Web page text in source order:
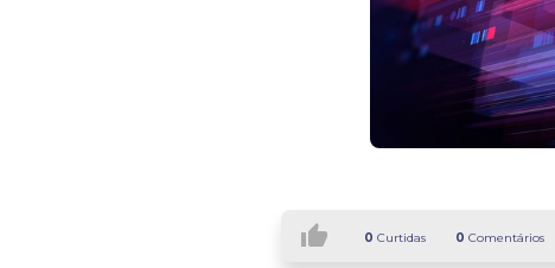
thumb_up 0 Curtidas 0 Comentários